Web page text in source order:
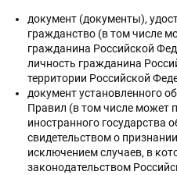
документ (документы),
гражданство (в том числе
гражданина Российской
личность гражданина
территории Российской
документ установленного
Правил (в том числе может
иностранного государства
свидетельством о
исключением случаев, в
законодательством